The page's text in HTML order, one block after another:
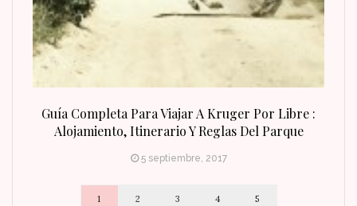
Guía Completa Para Viajar A Kruger Por Libre :
Alojamiento, Itinerario Y Reglas Del Parque
5 septiembre, 2017
1 2 3 4 5